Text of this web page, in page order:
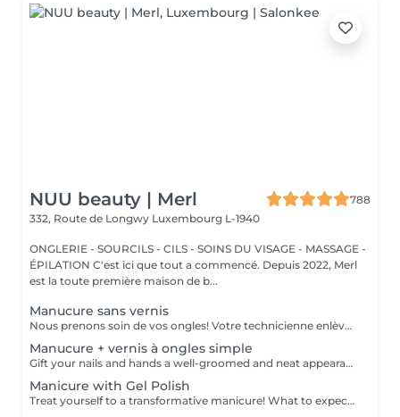
NUU beauty | Merl
788
332, Route de Longwy Luxembourg L-1940
ONGLERIE - SOURCILS - CILS - SOINS DU VISAGE - MASSAGE -
ÉPILATION C'est ici que tout a commencé. Depuis 2022, Merl
est la toute première maison de b...
Manucure sans vernis
Nous prenons soin de vos ongles! Votre technicienne enlèvera délicatement les cellules mortes, façonnera et limera vos ongles, et polira la surface extérieure pour un fini lisse et naturel. Nos experts proposent des manucures à bords, hardware ou combinées, selon vos préférences. Comment se fait une manucure sans vernis? - la peau rugueuse est délicatement enlevée - la forme de la plaque de l'ongle est corrigée avec douceur - les cuticules et bords latéraux sont soigneusement traités - de l'huile nourrissante pour les cuticules et de la crème pour les mains sont appliquées pour nourrir et hydrater Limitations d'âge: recommandé à partir de 14 ans. Recommandations post-procédure: aucun soin particulier n'est nécessaire après cette procédure. Fréquence: une fois toutes les 3 semaines.
Manucure + vernis à ongles simple
Gift your nails and hands a well-groomed and neat appearance! Your technician will effectively remove dead skin cells, shape and file nails, and buff the outer surface. A regular nail polish is applied at the end of this treatment. Our masters do edged, hardware, or combined manicure. How is manicure with simple nail polish done? - rough skin is removed - the shape of the nail plate is corrected - the cuticle and side ridges are corrected - nail polish is applied - cuticle oil and hand cream are applied Age restrictions: recommended to do from 14 years. Post procedure recommendations: there are no post recommendations for this procedure. Frequency: once in 3 weeks.
Manicure with Gel Polish
Treat yourself to a transformative manicure! What to expect: - old polish is removed as a bonus - rough skin is removed - nails are shaped - cuticles and side ridges are polished - reinforcement is performed if chosen - semi-permanent polish is applied - cuticle oil and hand cream are applied Age: 16+ Frequency: every 3 weeks for best results. *Removal of old semi-permanent polish is included with the manicure. If you want a separate removal appointment, we charge €20 for the careful process that protects your nails. For the manicure, we leave a thin layer of old polish under the new layer to enhance the durability of the semi-permanent polish. *Please note that if semipermanent nail polish without manicure is chosen, rough skin, cuticle and side ridges won't be removed.